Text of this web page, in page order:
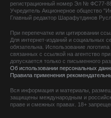
регистрационный номер Эл № ФС77-
Учредитель Акционерное общество
Главный редактор Шарафутдинов
При перепечатке или цитировании
Для интернет-изданий и социальных
обязательна. Использование
связанных с ссылкой на агентство
допускается только с письменного
Об использовании персональных
Правила применения
Вся информация и материалы,
защищены международным и
праве и смежных правах. 18+